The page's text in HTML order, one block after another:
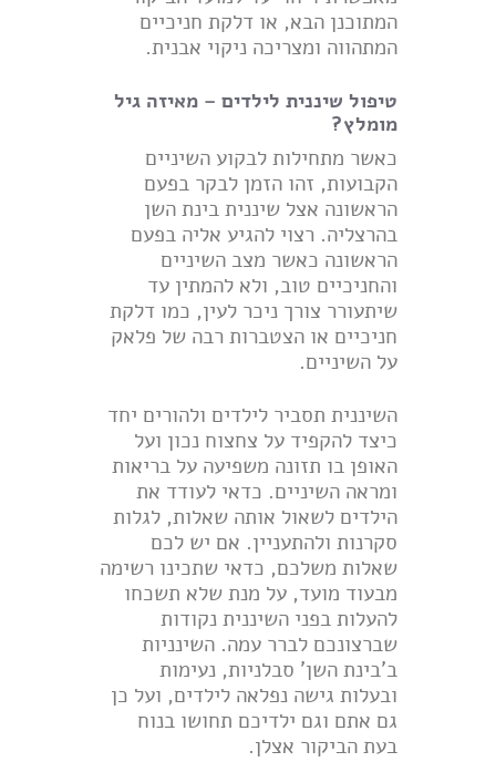
המתוכנן הבא, או דלקת חניכיים
המתהווה ומצריכה ניקוי אבנית.
טיפול שיננית לילדים – מאיזה גיל
מומלץ?
כאשר מתחילות לבקוע השיניים
הקבועות, זהו הזמן לבקר בפעם
הראשונה אצל שיננית בינת השן
בהרצליה. רצוי להגיע אליה בפעם
הראשונה כאשר מצב השיניים
והחניכיים טוב, ולא להמתין עד
שיתעורר צורך ניכר לעין, כמו דלקת
חניכיים או הצטברות רבה של פלאק
על השיניים.
השיננית תסביר לילדים ולהורים יחד
כיצד להקפיד על צחצוח נכון ועל
האופן בו תזונה משפיעה על בריאות
ומראה השיניים. כדאי לעודד את
הילדים לשאול אותה שאלות, לגלות
סקרנות ולהתעניין. אם יש לכם
שאלות משלכם, כדאי שתכינו רשימה
מבעוד מועד, על מנת שלא תשכחו
להעלות בפני השיננית נקודות
שברצונכם לברר עמה. השינניות
ב'בינת השן' סבלניות, נעימות
ובעלות גישה נפלאה לילדים, ועל כן
גם אתם וגם ילדיכם תחושו בנוח
בעת הביקור אצלן.